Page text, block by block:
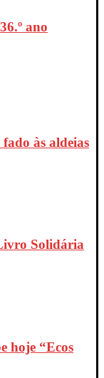
ano
às aldeias
Solidária
hoje “Ecos